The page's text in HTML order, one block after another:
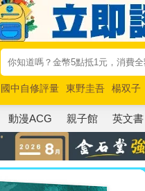
國中自修評量 東野圭吾 楊双子
唯紅花綻放
奧德賽 路邊攤新作
動漫ACG 親子館 英文書